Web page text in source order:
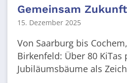
Gemeinsam
15. Dezember 2025
Von Saarburg bis
Birkenfeld: Über 80 KiTas
Jubiläumsbäume als